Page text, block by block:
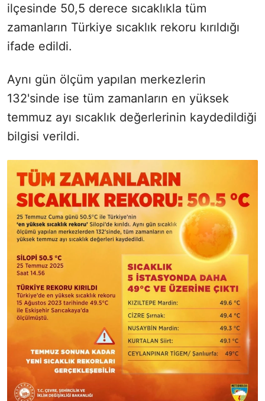
ilçesinde 50,5 derece sıcaklıkla tüm
zamanların Türkiye sıcaklık rekoru kırıldığı
ifade edildi.
Aynı gün ölçüm yapılan merkezlerin
132'sinde ise tüm zamanların en yüksek
temmuz ayı sıcaklık değerlerinin kaydedildiği
bilgisi verildi.